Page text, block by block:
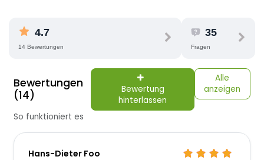
4.7
14 Bewertungen
35
Fragen
Bewertungen
(14)
Bewertung
hinterlassen
Alle
anzeigen
So funktioniert es
Hans-Dieter Foo